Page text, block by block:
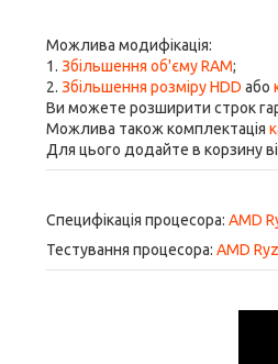
Можлива модифікація:
1. Збільшення об'єму RAM;
2. Збільшення розміру HDD або
Ви можете розширити строк
Можлива також комплектація
Для цього додайте в корзину
Специфікація процесора: AMD
Тестування процесора: AMD